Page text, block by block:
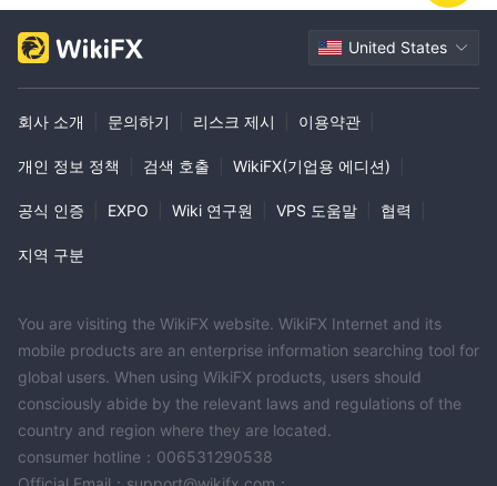
United States
회사 소개 문의하기 리스크 제시 이용약관
개인 정보 정책 검색 호출 WikiFX(기업용 에디션)
공식 인증 EXPO Wiki 연구원 VPS 도움말 협력
지역 구분
You are visiting the WikiFX website. WikiFX Internet and its
mobile products are an enterprise information searching tool for
global users. When using WikiFX products, users should
consciously abide by the relevant laws and regulations of the
country and region where they are located.
consumer hotline：006531290538